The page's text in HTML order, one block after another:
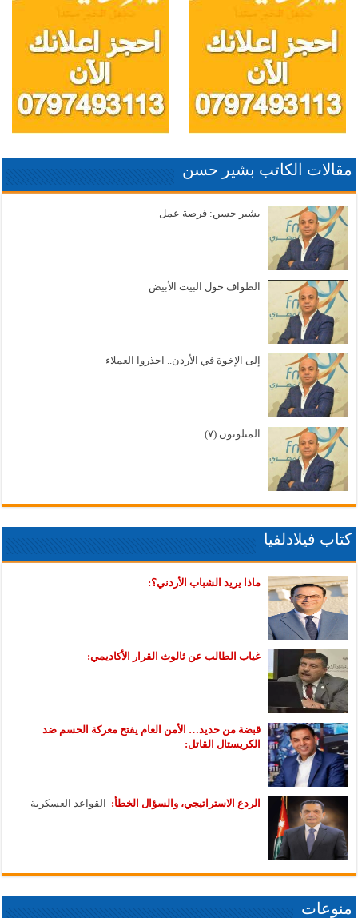
مقالات الكاتب بشير حسن
بشير حسن: فرصة عمل
الطواف حول البيت الأبيض
إلى الإخوة في الأردن.. احذروا العملاء
المتلونون (٧)
كتاب فيلادلفيا
ماذا يريد الشباب الأردني؟:
غياب الطالب عن ثالوث القرار الأكاديمي:
قبضة من حديد… الأمن العام يفتح معركة الحسم ضد
الكريستال القاتل:
الردع الاستراتيجي، والسؤال الخطأ: القواعد العسكرية
منوعات